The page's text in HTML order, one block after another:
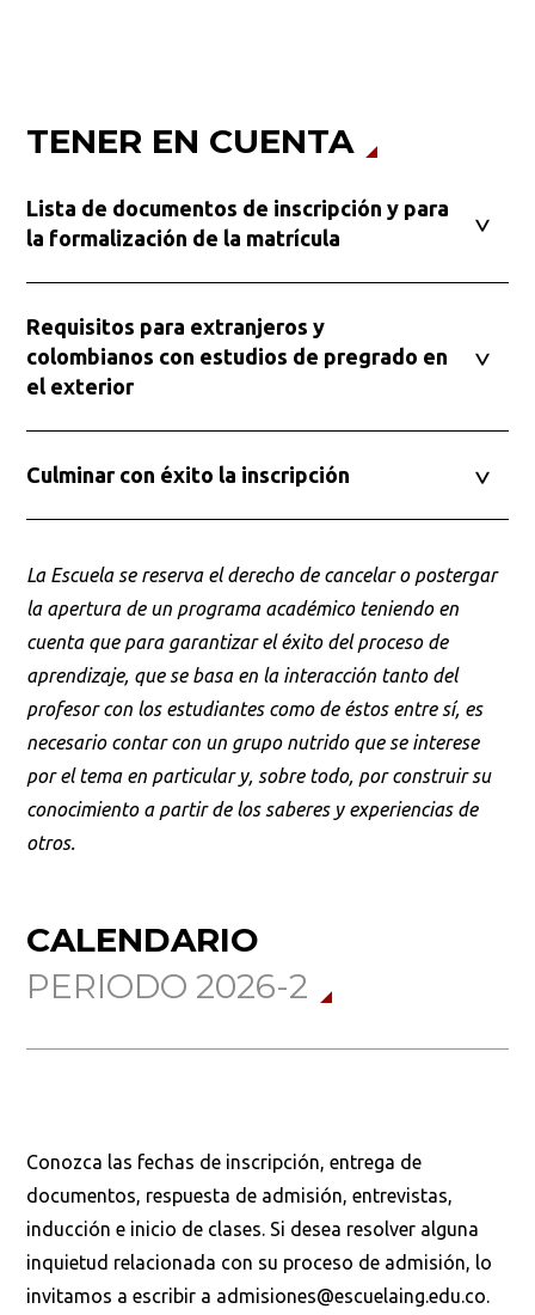
TENER EN CUENTA
Lista de documentos de inscripción y para
la formalización de la matrícula
Requisitos para extranjeros y
colombianos con estudios de pregrado en
el exterior
Culminar con éxito la inscripción
La Escuela se reserva el derecho de cancelar o postergar
la apertura de un programa académico teniendo en
cuenta que para garantizar el éxito del proceso de
aprendizaje, que se basa en la interacción tanto del
profesor con los estudiantes como de éstos entre sí, es
necesario contar con un grupo nutrido que se interese
por el tema en particular y, sobre todo, por construir su
conocimiento a partir de los saberes y experiencias de
otros.
CALENDARIO
PERIODO 2026-2
Conozca las fechas de inscripción, entrega de
documentos, respuesta de admisión, entrevistas,
inducción e inicio de clases. Si desea resolver alguna
inquietud relacionada con su proceso de admisión, lo
invitamos a escribir a admisiones@escuelaing.edu.co.